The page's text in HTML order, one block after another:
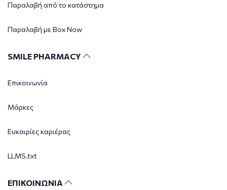
Παραλαβή από το κατάστημα
Παραλαβή με Box Now
SMILE PHARMACY
Επικοινωνία
Μάρκες
Ευκαιρίες καριέρας
LLMS.txt
ΕΠΙΚΟΙΝΩΝΙΑ